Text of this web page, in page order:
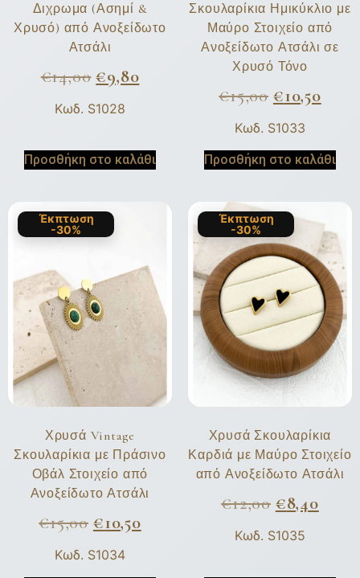
Διχρωμα (Ασημί &
Χρυσό) από Ανοξείδωτο
Ατσάλι
€14,00 €9,80
Κωδ. S1028
Προσθήκη στο καλάθι
Σκουλαρίκια Ημικύκλιο με
Μαύρο Στοιχείο από
Ανοξείδωτο Ατσάλι σε
Χρυσό Τόνο
€15,00 €10,50
Κωδ. S1033
Προσθήκη στο καλάθι
Έκπτωση
-30%
Χρυσά Vintage
Σκουλαρίκια με Πράσινο
Οβάλ Στοιχείο από
Ανοξείδωτο Ατσάλι
€15,00 €10,50
Κωδ. S1034
Έκπτωση
-30%
Χρυσά Σκουλαρίκια
Καρδιά με Μαύρο Στοιχείο
από Ανοξείδωτο Ατσάλι
€12,00 €8,40
Κωδ. S1035